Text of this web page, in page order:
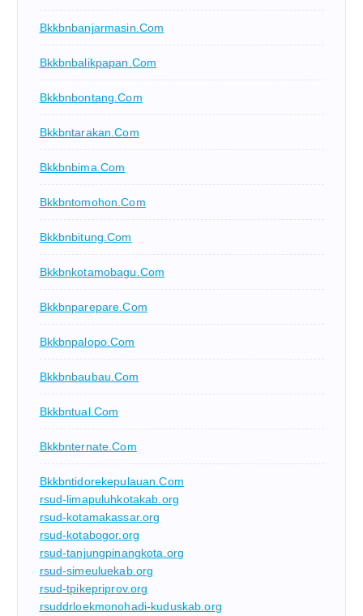
Bkkbnbanjarmasin.com
Bkkbnbalikpapan.com
Bkkbnbontang.com
Bkkbntarakan.com
Bkkbnbima.com
Bkkbntomohon.com
Bkkbnbitung.com
Bkkbnkotamobagu.com
Bkkbnparepare.com
Bkkbnpalopo.com
Bkkbnbaubau.com
Bkkbntual.com
Bkkbnternate.com
Bkkbntidorekepulauan.com
rsud-limapuluhkotakab.org
rsud-kotamakassar.org
rsud-kotabogor.org
rsud-tanjungpinangkota.org
rsud-simeuluekab.org
rsud-tpikepriprov.org
rsuddrloekmonohadi-kuduskab.org